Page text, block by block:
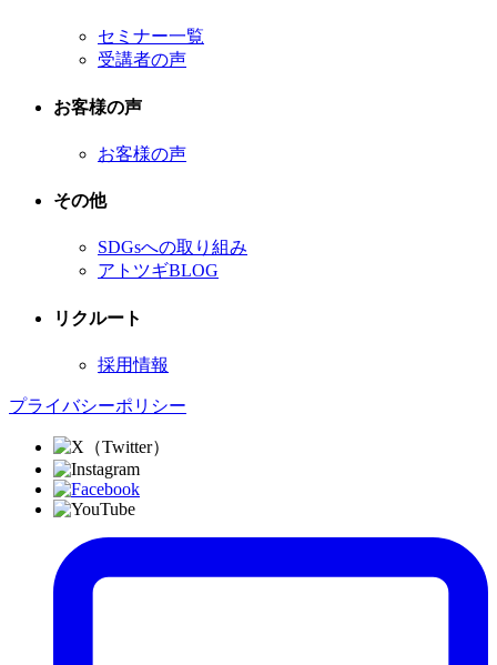
セミナー一覧
受講者の声
お客様の声
お客様の声
その他
SDGsへの取り組み
アトツギBLOG
リクルート
採用情報
プライバシーポリシー